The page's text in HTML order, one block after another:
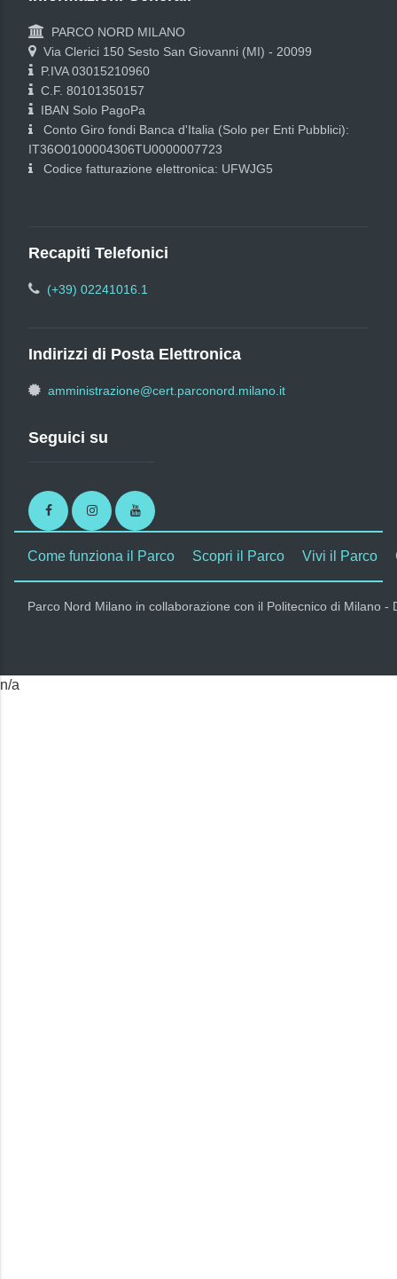
PARCO NORD MILANO
Via Clerici 150 Sesto San Giovanni (MI) - 20099
P.IVA 03015210960
C.F. 80101350157
IBAN Solo PagoPa
Conto Giro fondi Banca d'Italia (Solo per Enti Pubblici):
IT36O0100004306TU0000007723
Codice fatturazione elettronica: UFWJG5
Recapiti Telefonici
(+39) 02241016.1
Indirizzi di Posta Elettronica
amministrazione@cert.parconord.milano.it
Seguici su
FacebookInstagramYoutube
Come funziona il Parco Scopri il Parco Vivi il Parco
Parco Nord Milano in collaborazione con il Politecnico di Milano
n/a